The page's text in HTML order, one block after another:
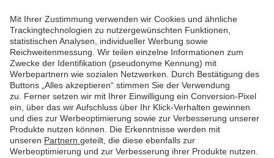
Mit Ihrer Zustimmung verwenden wir Cookies und ähnliche
Trackingtechnologien zu nutzergewünschten Funktionen,
statistischen Analysen, individueller Werbung sowie
Reichweitenmessung. Wir teilen einzelne Informationen zum
Zwecke der Identifikation (pseudonyme Kennung) mit
Werbepartnern wie sozialen Netzwerken. Durch Bestätigung des
Buttons „Alles akzeptieren“ stimmen Sie der Verwendung
zu. Ferner setzen wir mit Ihrer Einwilligung ein Conversion-Pixel
ein, über das wir Aufschluss über Ihr Klick-Verhalten gewinnen
und dies zur Werbeoptimierung sowie zur Verbesserung unserer
Produkte nutzen können. Die Erkenntnisse werden mit
unseren Partnern geteilt, die diese ebenfalls zur
Werbeoptimierung und zur Verbesserung ihrer Produkte nutzen.